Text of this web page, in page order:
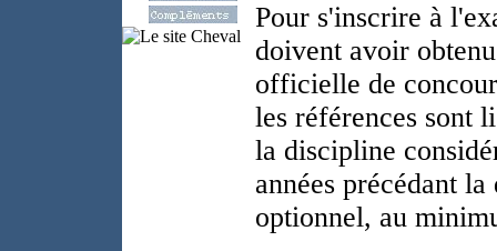
Pour s'inscrire à
doivent avoir
officielle de
les références sont
la discipline
années précédant
optionnel, au